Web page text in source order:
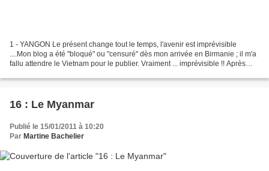
1 - YANGON Le présent change tout le temps, l'avenir est imprévisible
....Mon blog a été "bloqué" ou "censuré" dès mon arrivée en Birmanie ; il m'a
fallu attendre le Vietnam pour le publier. Vraiment ... imprévisible !! Après
16 : Le Myanmar
Publié le 15/01/2011 à 10:20
Par Martine Bachelier